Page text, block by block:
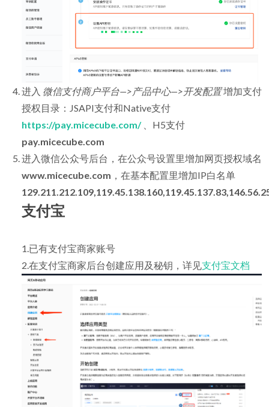
进入 微信支付商户平台—>产品中心—>开发配置增加支付
授权目录：JSAPI支付和Native支付
https://pay.micecube.com/、H5支付
pay.micecube.com
进入微信公众号后台，在公众号设置里增加网页授权域名
www.micecube.com ，在基本配置里增加IP白名单
支付宝
1.已有支付宝商家账号
2.在支付宝商家后台创建应用及秘钥，详见支付宝文档